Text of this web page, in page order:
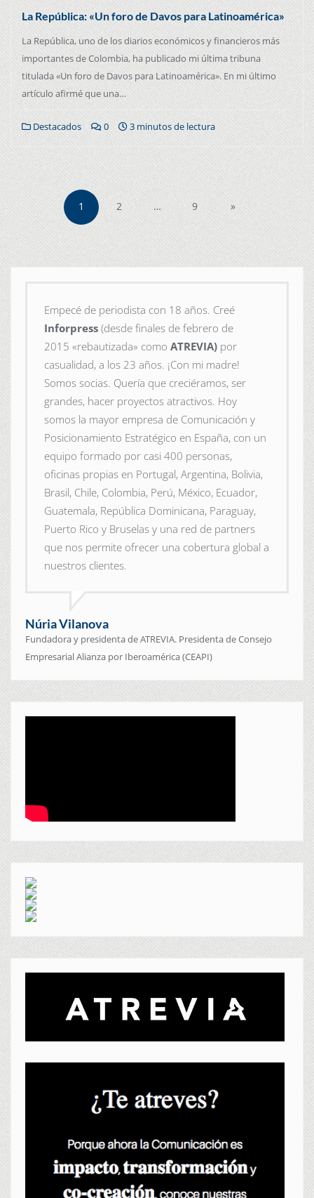
La República: «Un foro de Davos para Latinoamérica»
La República, uno de los diarios económicos y financieros más
importantes de Colombia, ha publicado mi última tribuna
titulada «Un foro de Davos para Latinoamérica». En mi último
artículo afirmé que una…
Destacados 0 3 minutos de lectura
1 2 … 9 »
Empecé de periodista con 18 años. Creé
Inforpress (desde finales de febrero de
2015 «rebautizada» como ATREVIA) por
casualidad, a los 23 años. ¡Con mi madre!
Somos socias. Quería que creciéramos, ser
grandes, hacer proyectos atractivos. Hoy
somos la mayor empresa de Comunicación y
Posicionamiento Estratégico en España, con un
equipo formado por casi 400 personas,
oficinas propias en Portugal, Argentina, Bolivia,
Brasil, Chile, Colombia, Perú, México, Ecuador,
Guatemala, República Dominicana, Paraguay,
Puerto Rico y Bruselas y una red de partners
que nos permite ofrecer una cobertura global a
nuestros clientes.
Núria Vilanova
Fundadora y presidenta de ATREVIA. Presidenta de Consejo
Empresarial Alianza por Iberoamérica (CEAPI)